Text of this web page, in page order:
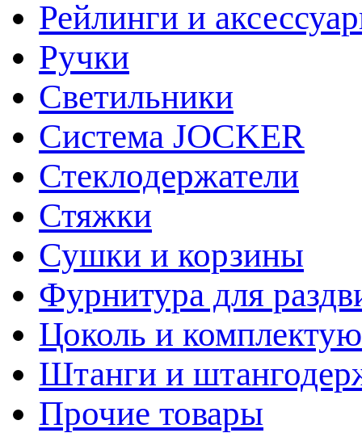
Рейлинги и
Ручки
Светильники
Система JOCKER
Стеклодержатели
Стяжки
Сушки и корзины
Фурнитура для
Цоколь и
Штанги и
Прочие товары